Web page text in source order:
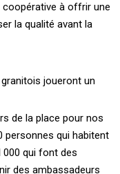
à offrir une
la qualité avant la
granitois joueront un
de la place pour nos
personnes qui habitent
000 qui font des
des ambassadeurs